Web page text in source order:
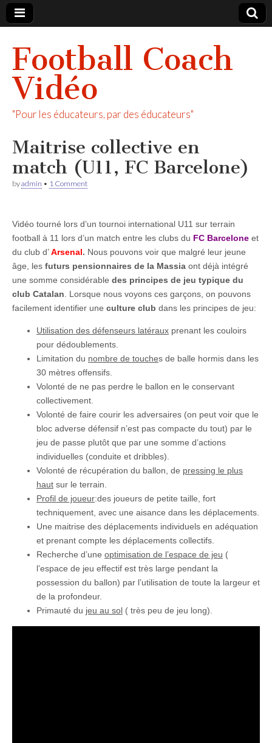
Football Coach
Vidéo
"Pour les éducateurs, par des éducateurs"
Maitrise collective en
match (U11, FC Barcelone)
byadmin • 1 Comment
Vidéo tourné lors d’un tournoi international U11 sur terrain
football à 11 lors d’un match entre les clubs du FC Barcelone et
du club d’Arsenal. Nous pouvons voir que malgré leur jeune
âge, les futurs pensionnaires de la Massia ont déjà intégré
une somme considérable des principes de jeu typique du
club Catalan . Lorsque nous voyons ces garçons, on pouvons
facilement identifier une culture club dans les principes de jeu:
Utilisation des défenseurs latéraux prenant les couloirs
pour dédoublements.
Limitation du nombre de touches de balle hormis dans les
30 mètres offensifs.
Volonté de ne pas perdre le ballon en le conservant
collectivement.
Volonté de faire courir les adversaires (on peut voir que le
bloc adverse défensif n’est pas compacte du tout) par le
jeu de passe plutôt que par une somme d’actions
individuelles (conduite et dribbles).
Volonté de récupération du ballon, de pressing le plus
haut sur le terrain.
Profil de joueur:des joueurs de petite taille, fort
techniquement, avec une aisance dans les déplacements.
Une maitrise des déplacements individuels en adéquation
et prenant compte les déplacements collectifs.
Recherche d’une optimisation de l’espace de jeu (
l’espace de jeu effectif est très large pendant la
possession du ballon) par l’utilisation de toute la largeur et
de la profondeur.
Primauté du jeu au sol ( très peu de jeu long).